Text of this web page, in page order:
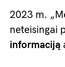
2023 m.
neteisingai
informaciją